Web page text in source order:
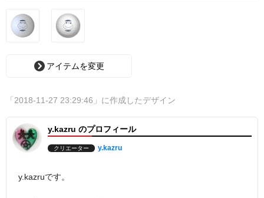
アイテムを変更
「2018-11-27 23:29:46」に作成したデザイン
y.kazru のプロフィール
クリエーター y.kazru
y.kazruです。